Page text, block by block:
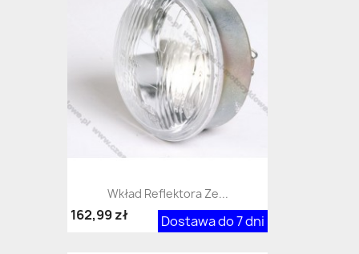
Wkład Reflektora Ze...
Dostawa do 7 dni
162,99 zł